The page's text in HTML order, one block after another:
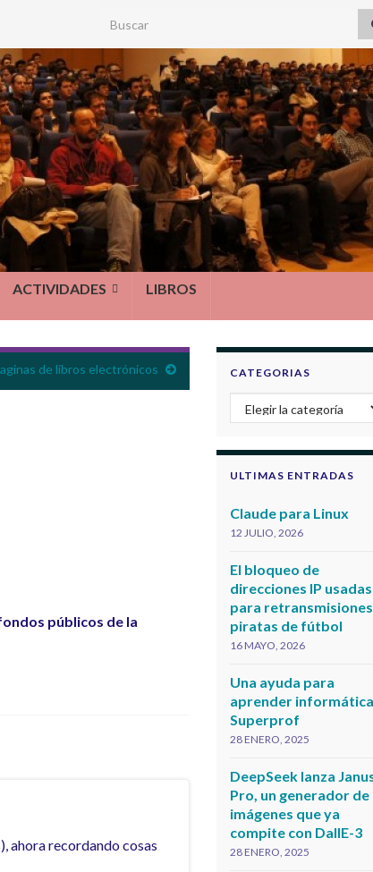
Search for:
ACTIVIDADES LIBROS
de libros electrónicos
públicos de la
ahora recordando cosas
CATEGORIAS
Categorias
ULTIMAS ENTRADAS
Claude para Linux
12 JULIO, 2026
El bloqueo de
direcciones IP usadas
para retransmisiones
piratas de fútbol
16 MAYO, 2026
Una ayuda para
aprender
Superprof
28 ENERO, 2025
DeepSeek lanza
Pro, un generador de
imágenes que ya
compite con DallE-3
28 ENERO, 2025